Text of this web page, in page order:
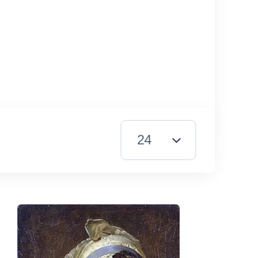
Items per Page